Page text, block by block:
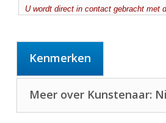
U wordt direct in contact gebracht met
Kenmerken
Meer over Kunstenaar: